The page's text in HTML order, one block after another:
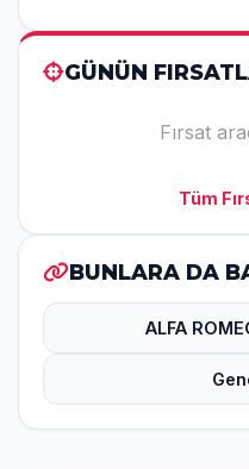
GÜNÜN
Fırsat
Tüm
BUNLARA DA
ALFA